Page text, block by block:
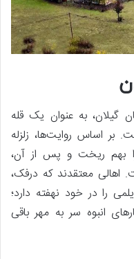
گیلان، به عنوان یک قله
اساس روایت‌ها، زلزله
را بهم ریخت و پس از آن،
معتقدند که درفک،
را در خود نهفته دارد؛
انبوه سر به مهر باقی